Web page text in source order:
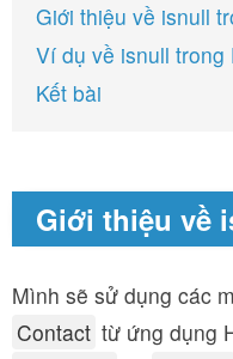
Giới thiệu về isnull
Ví dụ về isnull trong
Kết bài
Giới thiệu về
Mình sẽ sử dụng các
Contact từ ứng dụng